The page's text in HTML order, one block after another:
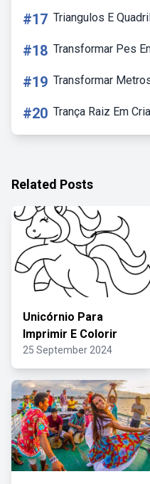
#17 Triangulos E
#18 Transformar Pes
#19 Transformar
#20 Trança Raiz Em
Related Posts
Unicórnio Para
Imprimir E Colorir
25 September 2024